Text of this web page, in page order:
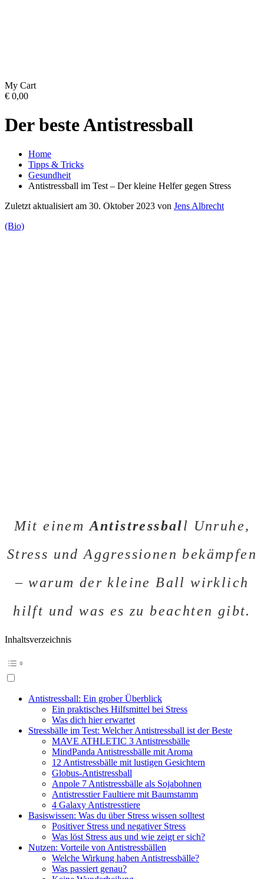
My Cart
€ 0,00
Der beste Antistressball
Home
Tipps & Tricks
Gesundheit
Antistressball im Test – Der kleine Helfer gegen Stress
Zuletzt aktualisiert am 30. Oktober 2023 von Jens Albrecht
(Bio)
Mit einem Antistressball Unruhe,
Stress und Aggressionen bekämpfen
– warum der kleine Ball wirklich
hilft und was es zu beachten gibt.
Inhaltsverzeichnis
Antistressball: Ein grober Überblick
Ein praktisches Hilfsmittel bei Stress
Was dich hier erwartet
Stressbälle im Test: Welcher Antistressball ist der Beste
MAVE ATHLETIC 3 Antistressbälle
MindPanda Antistressbälle mit Aroma
12 Antistressbälle mit lustigen Gesichtern
Globus-Antistressball
Anpole 7 Antistressbälle als Sojabohnen
Antistresstier Faultiere mit Baumstamm
4 Galaxy Antistresstiere
Basiswissen: Was du über Stress wissen solltest
Positiver Stress und negativer Stress
Was löst Stress aus und wie zeigt er sich?
Nutzen: Vorteile von Antistressbällen
Welche Wirkung haben Antistressbälle?
Was passiert genau?